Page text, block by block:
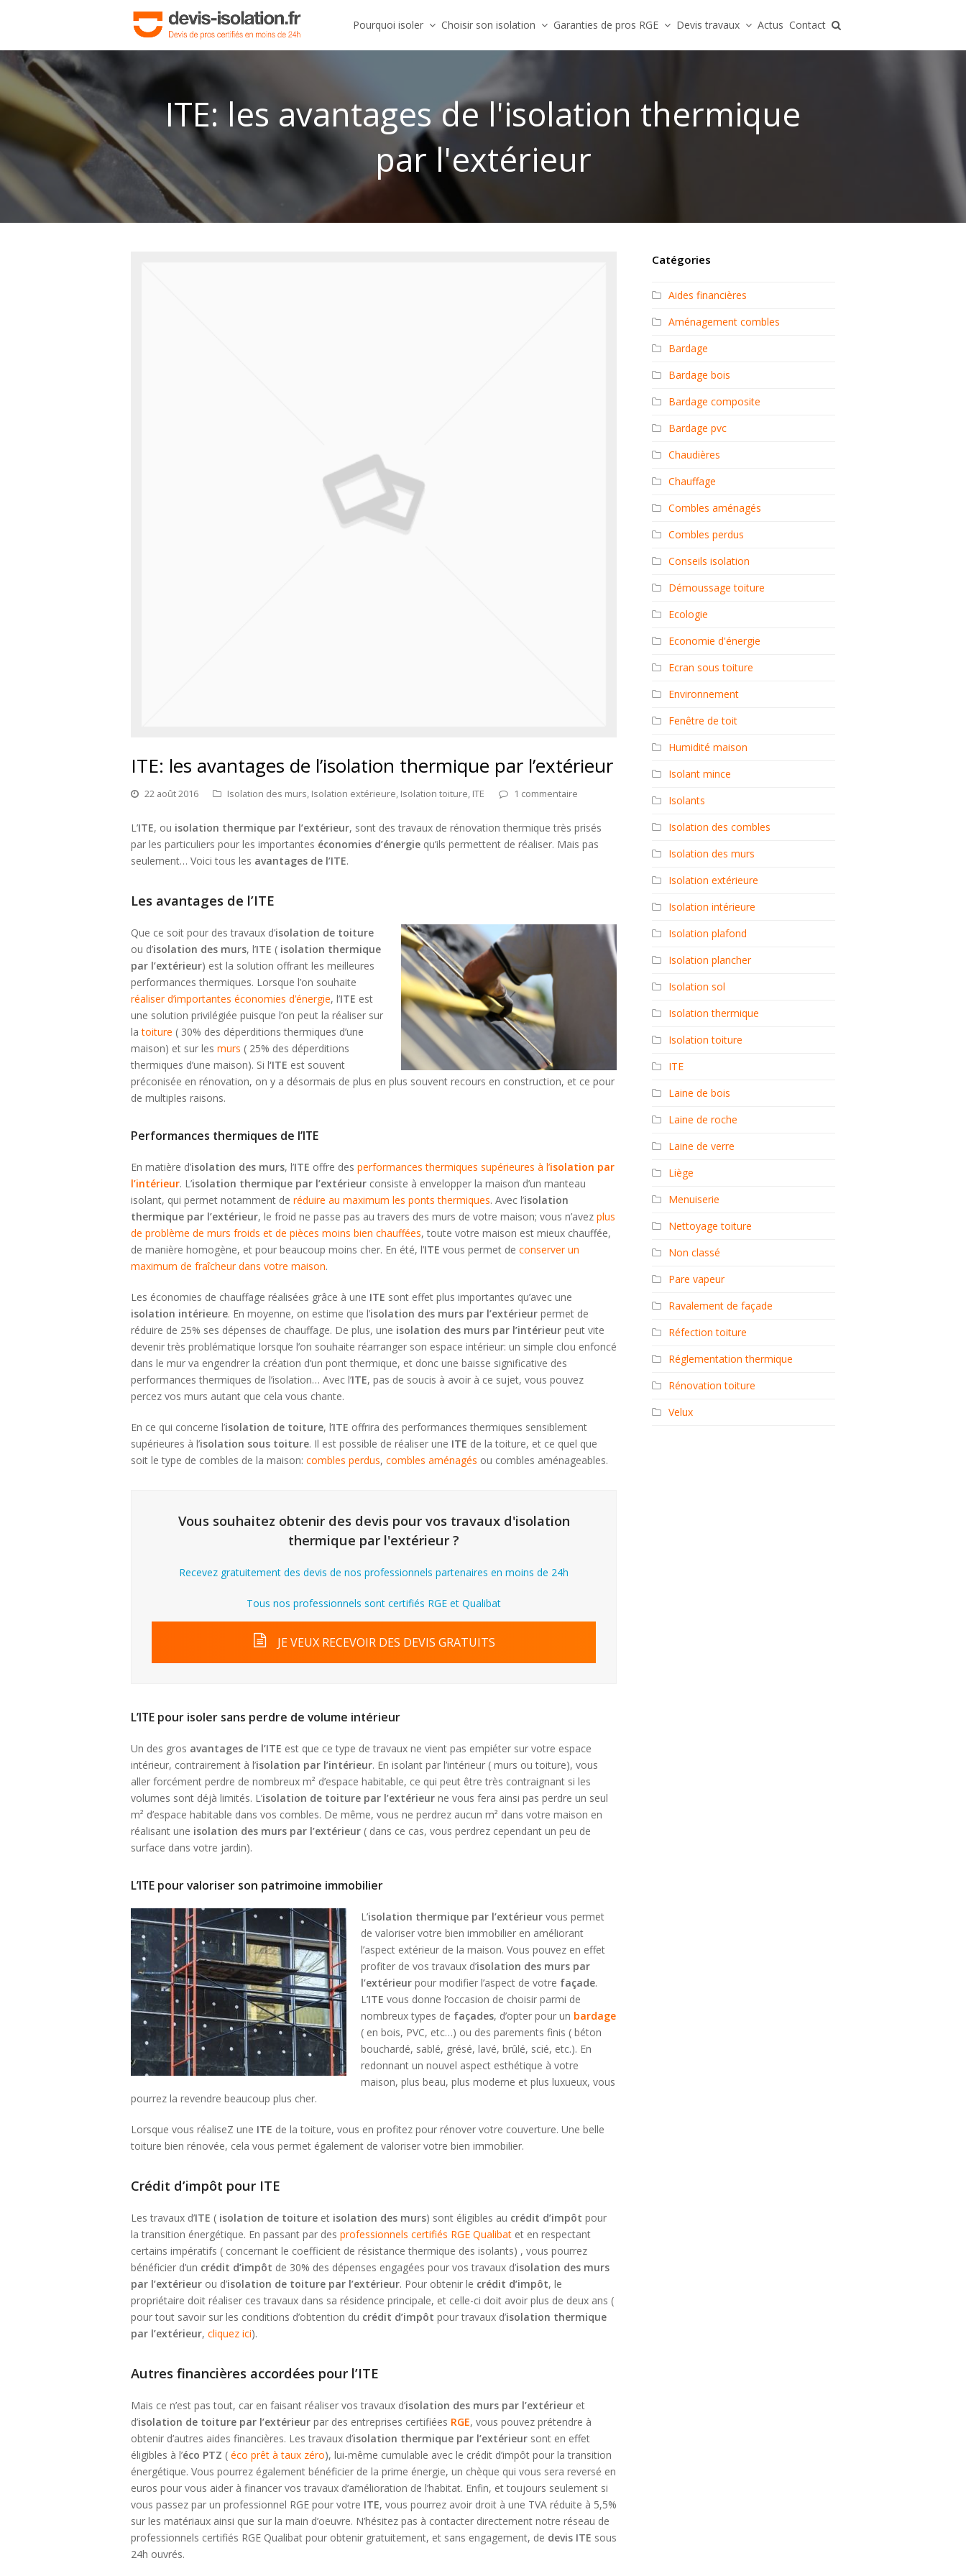
Pourquoi isoler Choisir son isolation Garanties de pros RGE Devis travaux Actus Contact
ITE: les avantages de l'isolation thermique
par l'extérieur
ITE: les avantages de l’isolation thermique par l’extérieur
22 août 2016 Isolation des murs, Isolation extérieure, Isolation toiture, ITE 1 commentaire
L’ITE, ou isolation thermique par l’extérieur, sont des travaux de rénovation thermique très prisés
par les particuliers pour les importantes économies d’énergie qu’ils permettent de réaliser. Mais pas
seulement… Voici tous les avantages de l’ITE.
Les avantages de l’ITE
Que ce soit pour des travaux d’isolation de toiture
ou d’isolation des murs, l’ITE ( isolation thermique
par l’extérieur) est la solution offrant les meilleures
performances thermiques. Lorsque l’on souhaite
réaliser d’importantes économies d’énergie, l’ITE est
une solution privilégiée puisque l’on peut la réaliser sur
latoiture ( 30% des déperditions thermiques d’une
maison) et sur les murs ( 25% des déperditions
thermiques d’une maison). Si l‘ITE est souvent
préconisée en rénovation, on y a désormais de plus en plus souvent recours en construction, et ce pour
de multiples raisons.
Performances thermiques de l’ITE
En matière d’isolation des murs, l’ITE offre des performances thermiques supérieures à l’isolation par
l’intérieur. L’isolation thermique par l’extérieur consiste à envelopper la maison d’un manteau
isolant, qui permet notamment de réduire au maximum les ponts thermiques. Avec l’isolation
thermique par l’extérieur, le froid ne passe pas au travers des murs de votre maison; vous n’avez plus
de problème de murs froids et de pièces moins bien chauffées, toute votre maison est mieux chauffée,
de manière homogène, et pour beaucoup moins cher. En été, l’ITE vous permet de conserver un
maximum de fraîcheur dans votre maison.
Les économies de chauffage réalisées grâce à une ITE sont effet plus importantes qu’avec une
isolation intérieure. En moyenne, on estime que l’isolation des murs par l’extérieur permet de
réduire de 25% ses dépenses de chauffage. De plus, une isolation des murs par l’intérieur peut vite
devenir très problématique lorsque l’on souhaite réarranger son espace intérieur: un simple clou enfoncé
dans le mur va engendrer la création d’un pont thermique, et donc une baisse significative des
performances thermiques de l’isolation… Avec l’ITE, pas de soucis à avoir à ce sujet, vous pouvez
percez vos murs autant que cela vous chante.
En ce qui concerne l’isolation de toiture, l’ITE offrira des performances thermiques sensiblement
supérieures à l’isolation sous toiture. Il est possible de réaliser une ITE de la toiture, et ce quel que
soit le type de combles de la maison: combles perdus, combles aménagés ou combles aménageables.
Vous souhaitez obtenir des devis pour vos travaux d'isolation
thermique par l'extérieur ?
Recevez gratuitement des devis de nos professionnels partenaires en moins de 24h
Tous nos professionnels sont certifiés RGE et Qualibat
JE VEUX RECEVOIR DES DEVIS GRATUITS
L’ITE pour isoler sans perdre de volume intérieur
Un des gros avantages de l’ITE est que ce type de travaux ne vient pas empiéter sur votre espace
intérieur, contrairement à l’isolation par l’intérieur. En isolant par l’intérieur ( murs ou toiture), vous
aller forcément perdre de nombreux m² d’espace habitable, ce qui peut être très contraignant si les
volumes sont déjà limités. L’isolation de toiture par l’extérieur ne vous fera ainsi pas perdre un seul
m² d’espace habitable dans vos combles. De même, vous ne perdrez aucun m² dans votre maison en
réalisant une isolation des murs par l’extérieur ( dans ce cas, vous perdrez cependant un peu de
surface dans votre jardin).
L’ITE pour valoriser son patrimoine immobilier
L’isolation thermique par l’extérieur vous permet
de valoriser votre bien immobilier en améliorant
l’aspect extérieur de la maison. Vous pouvez en effet
profiter de vos travaux d’isolation des murs par
l’extérieur pour modifier l’aspect de votre façade.
L’ITE vous donne l’occasion de choisir parmi de
nombreux types de façades, d’opter pour un bardage
( en bois, PVC, etc…) ou des parements finis ( béton
bouchardé, sablé, grésé, lavé, brûlé, scié, etc.). En
redonnant un nouvel aspect esthétique à votre
maison, plus beau, plus moderne et plus luxueux, vous
pourrez la revendre beaucoup plus cher.
Lorsque vous réaliseZ une ITE de la toiture, vous en profitez pour rénover votre couverture. Une belle
toiture bien rénovée, cela vous permet également de valoriser votre bien immobilier.
Crédit d’impôt pour ITE
Les travaux d’ITE ( isolation de toiture et isolation des murs) sont éligibles au crédit d’impôt pour
la transition énergétique. En passant par des professionnels certifiés RGE Qualibat et en respectant
certains impératifs ( concernant le coefficient de résistance thermique des isolants) , vous pourrez
bénéficier d’un crédit d’impôt de 30% des dépenses engagées pour vos travaux d’isolation des murs
par l’extérieur ou d’isolation de toiture par l’extérieur. Pour obtenir le crédit d’impôt, le
propriétaire doit réaliser ces travaux dans sa résidence principale, et celle-ci doit avoir plus de deux ans (
pour tout savoir sur les conditions d’obtention du crédit d’impôt pour travaux d’isolation thermique
par l’extérieur, cliquez ici).
Autres financières accordées pour l’ITE
Mais ce n’est pas tout, car en faisant réaliser vos travaux d’isolation des murs par l’extérieur et
d’isolation de toiture par l’extérieur par des entreprises certifiées RGE, vous pouvez prétendre à
obtenir d’autres aides financières. Les travaux d’isolation thermique par l’extérieur sont en effet
éligibles à l’éco PTZ ( éco prêt à taux zéro), lui-même cumulable avec le crédit d’impôt pour la transition
énergétique. Vous pourrez également bénéficier de la prime énergie, un chèque qui vous sera reversé en
euros pour vous aider à financer vos travaux d’amélioration de l’habitat. Enfin, et toujours seulement si
vous passez par un professionnel RGE pour votre ITE, vous pourrez avoir droit à une TVA réduite à 5,5%
sur les matériaux ainsi que sur la main d’oeuvre. N’hésitez pas à contacter directement notre réseau de
professionnels certifiés RGE Qualibat pour obtenir gratuitement, et sans engagement, de devis ITE sous
24h ouvrés.
Catégories
Aides financières
Aménagement combles
Bardage
Bardage bois
Bardage composite
Bardage pvc
Chaudières
Chauffage
Combles aménagés
Combles perdus
Conseils isolation
Démoussage toiture
Ecologie
Economie d'énergie
Ecran sous toiture
Environnement
Fenêtre de toit
Humidité maison
Isolant mince
Isolants
Isolation des combles
Isolation des murs
Isolation extérieure
Isolation intérieure
Isolation plafond
Isolation plancher
Isolation sol
Isolation thermique
Isolation toiture
ITE
Laine de bois
Laine de roche
Laine de verre
Liège
Menuiserie
Nettoyage toiture
Non classé
Pare vapeur
Ravalement de façade
Réfection toiture
Réglementation thermique
Rénovation toiture
Velux